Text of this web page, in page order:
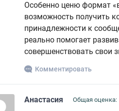
Особенно ценю формат
возможность получить
принадлежности к
реально помогает
совершенствовать свои
Комментировать
Анастасия Общая оценка: